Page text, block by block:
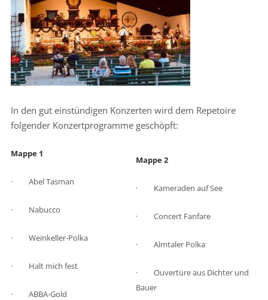
In den gut einstündigen Konzerten wird dem Repetoire
folgender Konzertprogramme geschöpft:
Mappe 1
· Abel Tasman
· Nabucco
· Weinkeller-Polka
· Halt mich fest
· ABBA-Gold
Mappe 2
· Kameraden auf See
· Concert Fanfare
· Almtaler Polka
· Ouvertüre aus Dichter und
Bauer